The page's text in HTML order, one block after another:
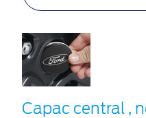
Capac central ,